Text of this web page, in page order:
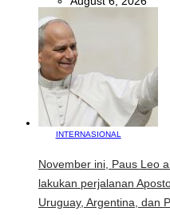
INTERNASIONAL
November ini, Paus Leo
lakukan perjalanan
Uruguay, Argentina, dan